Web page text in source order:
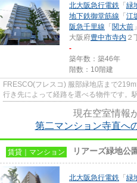
北大阪急行電鉄 「 緑
地下鉄御堂筋線 「 江
阪急千里線 「 関大前
大阪府豊中市寺内 ２
-
築年数：築46年
階数：10階建
FRESCO(フレスコ) 服部緑地店まで
行き先によって経路を選べる物件です。
現在空室情報
第二マンション寺直へ
賃貸｜マンション リアーズ緑地公
北大阪急行電鉄 「 緑